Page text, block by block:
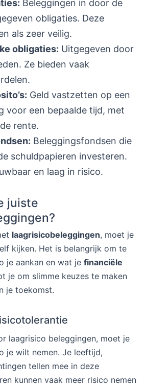
Beleggingen in door de
obligaties. Deze
als zeer veilig.
obligaties: Uitgegeven door
Ze bieden vaak
Geld vastzetten op een
voor een bepaalde tijd, met
rente.
Beleggingsfondsen die
schuldpapieren investeren.
en laag in risico.
juiste
laagrisicobeleggingen, moet je
kijken. Het is belangrijk om te
je aankan en wat je financiële
je om slimme keuzes te maken
je toekomst.
laagrisico beleggingen, moet je
je wilt nemen. Je leeftijd,
tellen mee in deze
kunnen vaak meer risico nemen